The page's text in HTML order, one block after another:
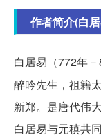
作者简介(白
白居易（772年
醉吟先生，祖籍
新郑。是唐代伟
白居易与元稹共